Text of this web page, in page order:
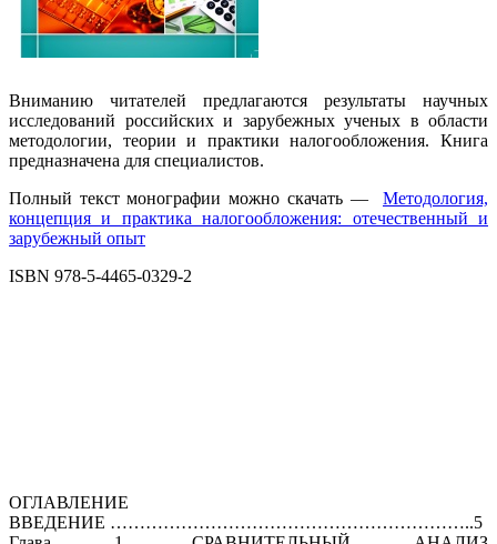
Вниманию читателей предлагаются результаты научных
исследований российских и зарубежных ученых в области
методологии, теории и практики налогообложения. Книга
предназначена для специалистов.
Полный текст монографии можно скачать — Методология,
концепция и практика налогообложения: отечественный и
зарубежный опыт
ISBN 978-5-4465-0329-2
ОГЛАВЛЕНИЕ
ВВЕДЕНИЕ ……………………………………………………..5